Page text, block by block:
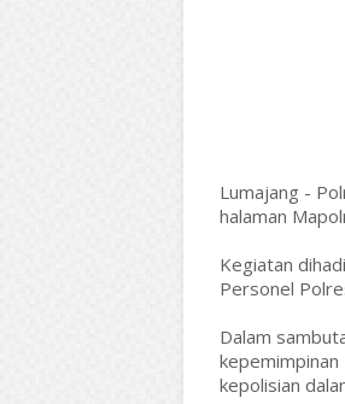
Lumajang -
halaman
Kegiatan
Personel
Dalam
kepemimpinan
kepolisian